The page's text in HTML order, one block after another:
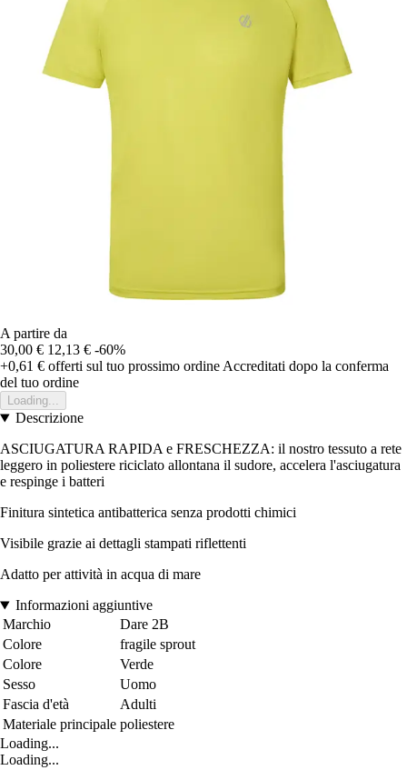
A partire da
30,00 € 12,13 € -60%
+0,61 € offerti sul tuo prossimo ordine Accreditati dopo la conferma
del tuo ordine
Loading...
Descrizione
ASCIUGATURA RAPIDA e FRESCHEZZA: il nostro tessuto a rete
leggero in poliestere riciclato allontana il sudore, accelera l'asciugatura
e respinge i batteri
Finitura sintetica antibatterica senza prodotti chimici
Visibile grazie ai dettagli stampati riflettenti
Adatto per attività in acqua di mare
Informazioni aggiuntive
Marchio
Dare 2B
Colore
fragile sprout
Colore
Verde
Sesso
Uomo
Fascia d'età
Adulti
Materiale principale poliestere
Loading...
Loading...